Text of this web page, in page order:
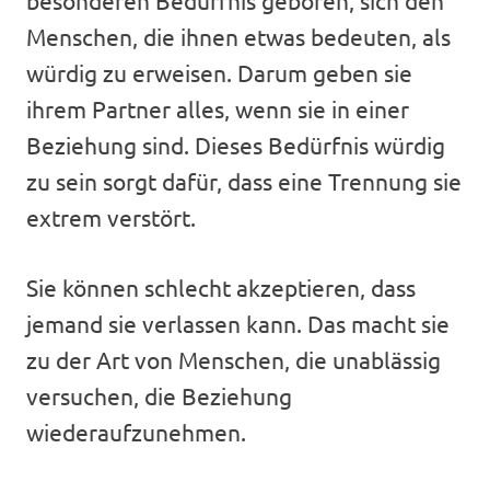
Menschen, die ihnen etwas bedeuten, als
würdig zu erweisen. Darum geben sie
ihrem Partner alles, wenn sie in einer
Beziehung sind. Dieses Bedürfnis würdig
zu sein sorgt dafür, dass eine Trennung sie
extrem verstört.
Sie können schlecht akzeptieren, dass
jemand sie verlassen kann. Das macht sie
zu der Art von Menschen, die unablässig
versuchen, die Beziehung
wiederaufzunehmen.